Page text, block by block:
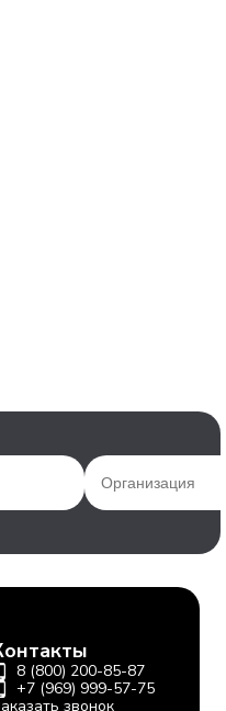
8 (800) 200-85-87
+7 (969) 999-57-75
звонок